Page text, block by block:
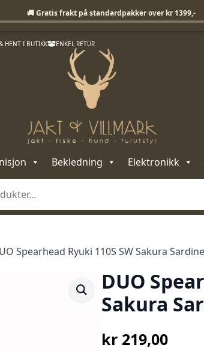
HENT I BUTIKK ENKEL RETUR
Bekledning Elektronikk
Spearhead Ryuki 110S SW Sakura
DUO
Sakura
kr 219,00
🚚 Gratis frakt på standardpakker over kr 1399,-